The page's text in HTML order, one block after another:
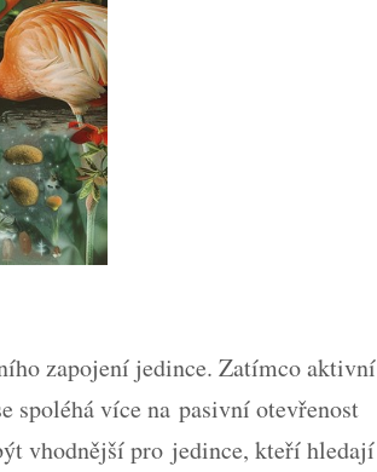
zapojení jedince. Zatímco aktivní
spoléhá více na pasivní otevřenost
vhodnější pro jedince, kteří hledají